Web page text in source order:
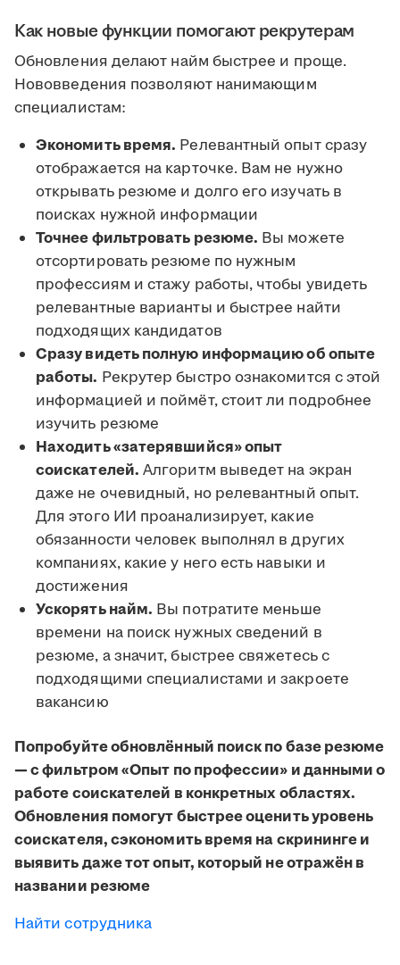
Как новые функции помогают рекрутерам
Обновления делают найм быстрее и проще.
Нововведения позволяют нанимающим
специалистам:
Экономить время. Релевантный опыт сразу
отображается на карточке. Вам не нужно
открывать резюме и долго его изучать в
поисках нужной информации
Точнее фильтровать резюме. Вы можете
отсортировать резюме по нужным
профессиям и стажу работы, чтобы увидеть
релевантные варианты и быстрее найти
подходящих кандидатов
Сразу видеть полную информацию об опыте
работы. Рекрутер быстро ознакомится с этой
информацией и поймёт, стоит ли подробнее
изучить резюме
Находить «затерявшийся» опыт
соискателей. Алгоритм выведет на экран
даже не очевидный, но релевантный опыт.
Для этого ИИ проанализирует, какие
обязанности человек выполнял в других
компаниях, какие у него есть навыки и
достижения
Ускорять найм. Вы потратите меньше
времени на поиск нужных сведений в
резюме, а значит, быстрее свяжетесь с
подходящими специалистами и закроете
вакансию
Попробуйте обновлённый поиск по базе резюме
— с фильтром «Опыт по профессии» и данными о
работе соискателей в конкретных областях.
Обновления помогут быстрее оценить уровень
соискателя, сэкономить время на скрининге и
выявить даже тот опыт, который не отражён в
названии резюме
Найти сотрудника